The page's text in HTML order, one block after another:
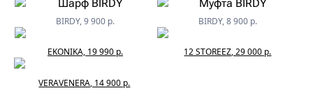
BIRDY, 9 900 р. BIRDY, 8 900 р.
EKONIKA, 19 990 р. 12 STOREEZ, 29 000 р.
VERAVENERA, 14 900 р.